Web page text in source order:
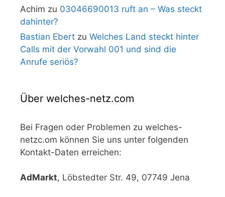
Achim zu 03046690013 ruft an – Was steckt
dahinter?
Bastian Ebert zu Welches Land steckt hinter
Calls mit der Vorwahl 001 und sind die
Anrufe seriös?
Über welches-netz.com
Bei Fragen oder Problemen zu welches-
netzc.om können Sie uns unter folgenden
Kontakt-Daten erreichen:
AdMarkt, Löbstedter Str. 49, 07749 Jena